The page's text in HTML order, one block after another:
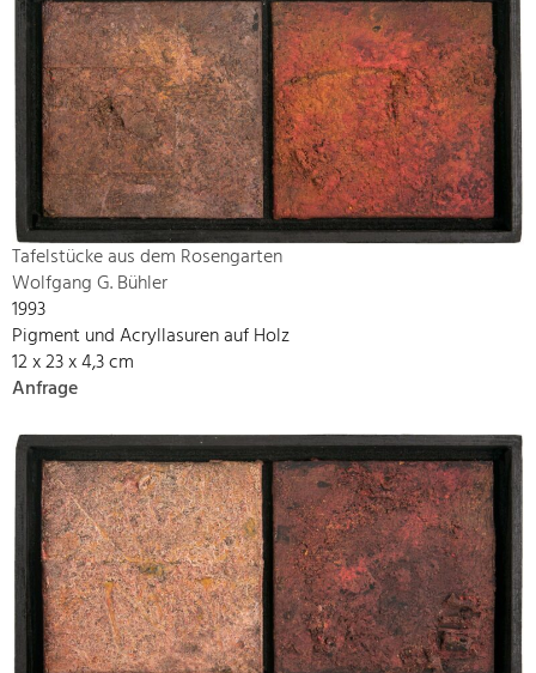
Tafelstücke aus dem Rosengarten
Wolfgang G. Bühler
1993
Pigment und Acryllasuren auf Holz
12 x 23 x 4,3 cm
Anfrage